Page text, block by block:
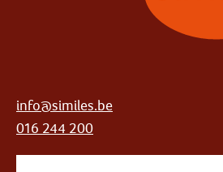
info@similes.be
016 244 200